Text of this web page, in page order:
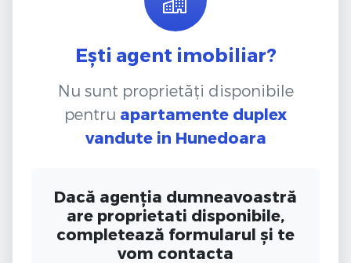
Ești agent imobiliar?
Nu sunt proprietăți disponibile
pentru apartamente duplex
vandute in Hunedoara
Dacă agenția dumneavoastră
are proprietati disponibile,
completează formularul și te
vom contacta